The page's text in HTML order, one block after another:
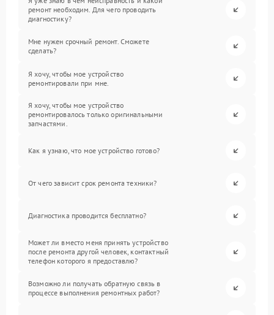
ремонт необходим. Для чего проводить
диагностику?
Мне нужен срочный ремонт. Сможете
сделать?
Я хочу, чтобы мое устройство
ремонтировали при мне.
Я хочу, чтобы мое устройство
ремонтировалось только оригинальными
запчастями.
Как я узнаю, что мое устройство готово?
От чего зависит срок ремонта техники?
Диагностика проводится бесплатно?
Может ли вместо меня принять устройство
после ремонта другой человек, контактный
телефон которого я предоставлю?
Возможно ли получать обратную связь в
процессе выполнения ремонтных работ?